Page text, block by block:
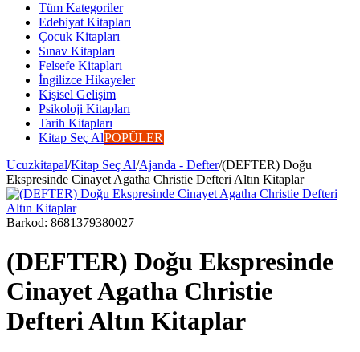
Tüm Kategoriler
Edebiyat Kitapları
Çocuk Kitapları
Sınav Kitapları
Felsefe Kitapları
İngilizce Hikayeler
Kişisel Gelişim
Psikoloji Kitapları
Tarih Kitapları
Kitap Seç AlPOPÜLER
Ucuzkitapal/Kitap Seç Al/Ajanda - Defter/(DEFTER) Doğu
Ekspresinde Cinayet Agatha Christie Defteri Altın Kitaplar
Barkod: 8681379380027
(DEFTER) Doğu Ekspresinde
Cinayet Agatha Christie
Defteri Altın Kitaplar